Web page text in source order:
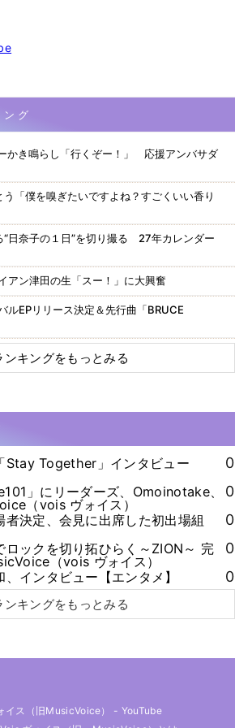
グ
き鳴らし「行くぞー！」 応援アンバサダ
「僕を嗅ぎたいですよね？すごくいい香り
奈子の１日”を切り撮る 27年カレンダー
ン津田の生「スー！」に大興奮
EPリリース決定＆先行曲「BRUCE
ンキングをもっとみる
Stay Together」インタビュー
0
」にリーダーズ、Omoinotake、
（vois ヴォイス）
0
者決定、会見に出席した初出場組
0
ロックを切り拓ひらく～ZION～ 完
（vois ヴォイス）
0
、インタビュー【エンタメ】 0
ンキングをもっとみる
ス（旧MusicVoice） - YouTube